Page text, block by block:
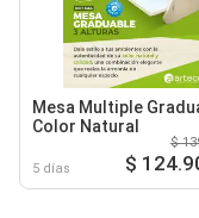
Mesa Multiple
Color Natural
5 días
$
$